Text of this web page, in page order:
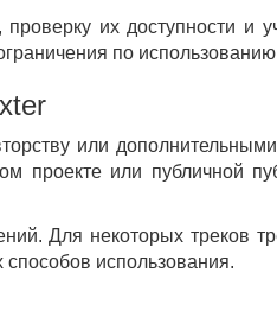
их доступности и
по
или
проекте или публичной
Для некоторых треков
использования.